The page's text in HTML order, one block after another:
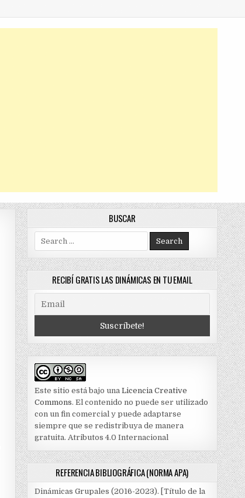
BUSCAR
Search
for:
RECIBÍ GRATIS LAS DINÁMICAS EN TU EMAIL
Este sitio está bajo una Licencia Creative
Commons. El contenido no puede ser utilizado
con un fin comercial y puede adaptarse
siempre que se redistribuya de manera
gratuita. Atributos 4.0 Internacional
REFERENCIA BIBLIOGRÁFICA (NORMA APA)
Dinámicas Grupales (2016-2023). [Título de la